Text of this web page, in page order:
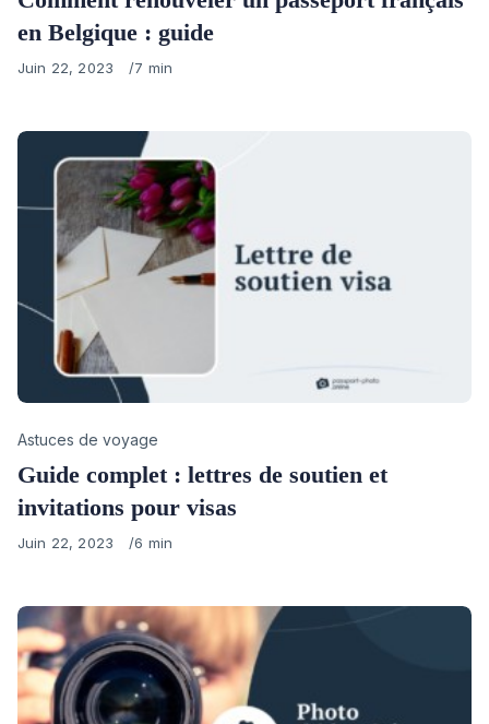
en Belgique : guide
Published
Juin 22, 2023 7 min
Category
Astuces de voyage
Guide complet : lettres de soutien et
invitations pour visas
Published
Juin 22, 2023 6 min